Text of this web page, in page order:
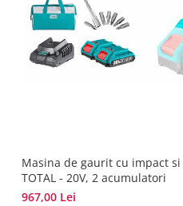
Masina de gaurit cu impact
TOTAL - 20V, 2 acumulatori
967,00 Lei